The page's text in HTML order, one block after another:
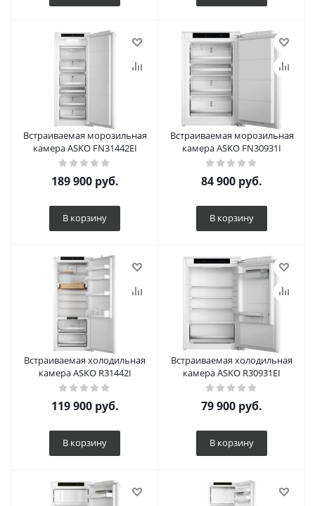
Встраиваемая морозильная
камера ASKO FN31442EI
189 900руб.
В корзину
Встраиваемая морозильная
камера ASKO FN30931I
84 900 руб.
В корзину
Встраиваемая холодильная
камера ASKO R31442I
119 900руб.
В корзину
Встраиваемая холодильная
камера ASKO R30931EI
79 900 руб.
В корзину